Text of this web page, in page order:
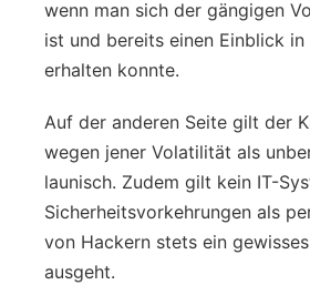
wenn man sich der gängigen
ist und bereits einen Einblick
erhalten konnte.
Auf der anderen Seite gilt der
wegen jener Volatilität als
launisch. Zudem gilt kein IT-
Sicherheitsvorkehrungen als
von Hackern stets ein gewisses
ausgeht.